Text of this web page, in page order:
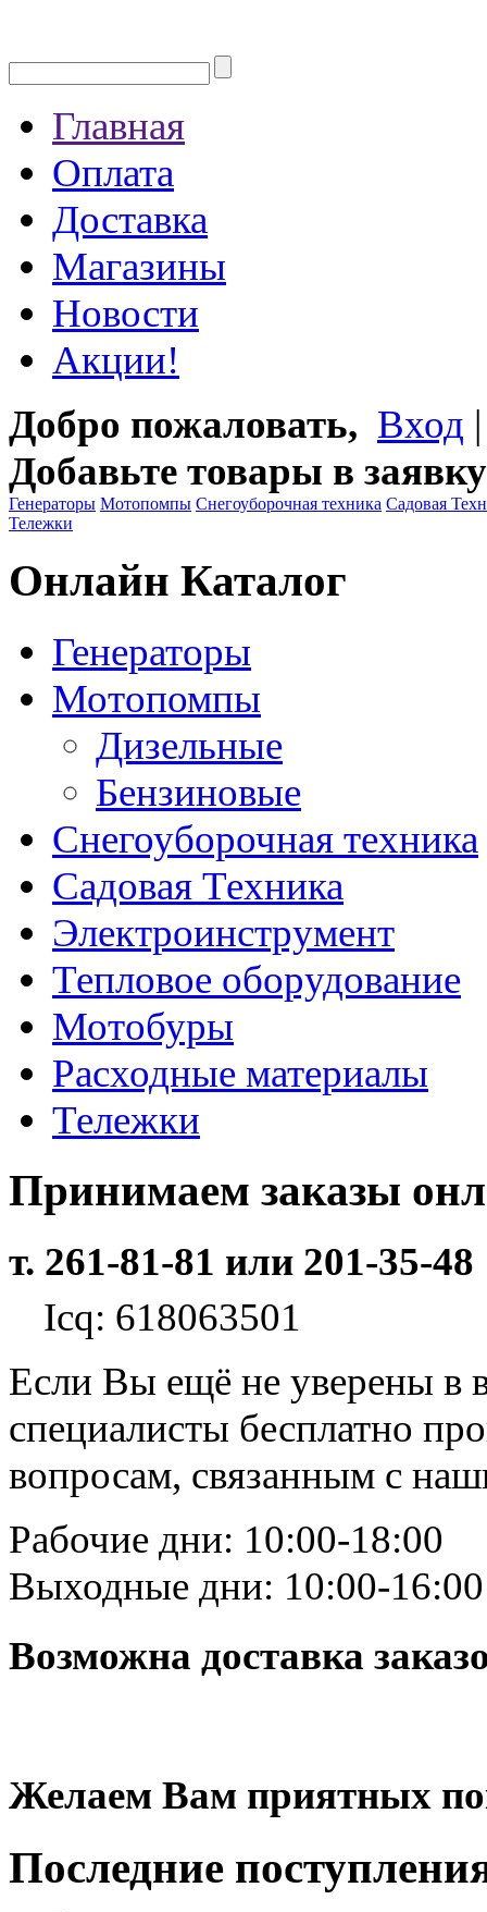
Главная
Оплата
Доставка
Магазины
Новости
Акции!
Добро пожаловать, Вход
Добавьте товары в заявку
Генераторы Мотопомпы Снегоуборочная техника Садовая
Тележки
Онлайн Каталог
Генераторы
Мотопомпы
Дизельные
Бензиновые
Снегоуборочная техника
Садовая Техника
Электроинструмент
Тепловое оборудование
Мотобуры
Расходные материалы
Тележки
Принимаем заказы
т. 261-81-81 или 201-35-48
Icq: 618063501
Если Вы ещё не уверены в
специалисты бесплатно
вопросам, связанным с
Рабочие дни: 10:00-18:00
Выходные дни: 10:00-16:00
Возможна доставка
Желаем Вам приятных
Последние